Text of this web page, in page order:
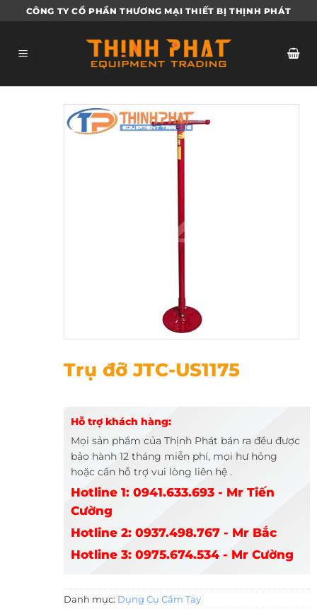
qua
dung
CÔNG TY CỔ PHẦN THƯƠNG MẠI THIẾT BỊ THỊNH PHÁT
Trụ đỡ JTC-US1175
Hỗ trợ khách hàng:
Mọi sản phẩm của Thịnh Phát bán ra đều được
bảo hành 12 tháng miễn phí, mọi hư hỏng
hoặc cần hỗ trợ vui lòng liên hệ .
Hotline 1: 0941.633.693 - Mr Tiến
Cường
Hotline 2: 0937.498.767 - Mr Bắc
Hotline 3: 0975.674.534 - Mr Cường
Danh mục: Dụng Cụ Cầm Tay